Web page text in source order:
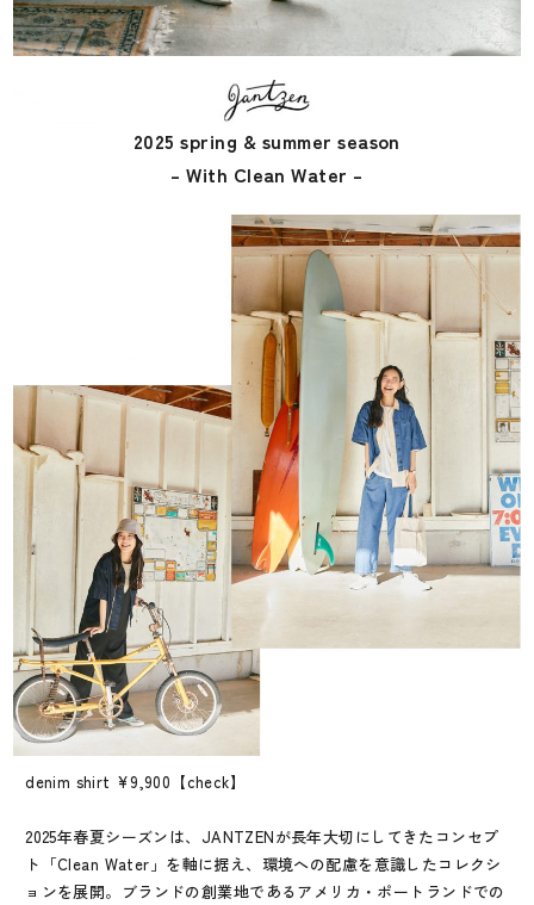
2025 spring & summer season
– With Clean Water –
denim shirt ¥9,900【check】
2025年春夏シーズンは、JANTZENが長年大切にしてきたコンセプ
ト「Clean Water」を軸に据え、環境への配慮を意識したコレクシ
ョンを展開。ブランドの創業地であるアメリカ・ポートランドでの